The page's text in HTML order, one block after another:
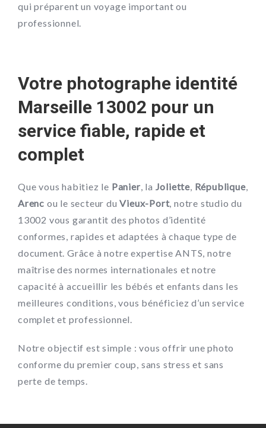
qui préparent un voyage important ou
professionnel.
Votre photographe identité
Marseille 13002 pour un
service fiable, rapide et
complet
Que vous habitiez le Panier, la Joliette, République,
Arenc ou le secteur duVieux-Port, notre studio du
13002 vous garantit des photos d’identité
conformes, rapides et adaptées à chaque type de
document. Grâce à notre expertise ANTS, notre
maîtrise des normes internationales et notre
capacité à accueillir les bébés et enfants dans les
meilleures conditions, vous bénéficiez d’un service
complet et professionnel.
Notre objectif est simple : vous offrir une photo
conforme du premier coup, sans stress et sans
perte de temps.